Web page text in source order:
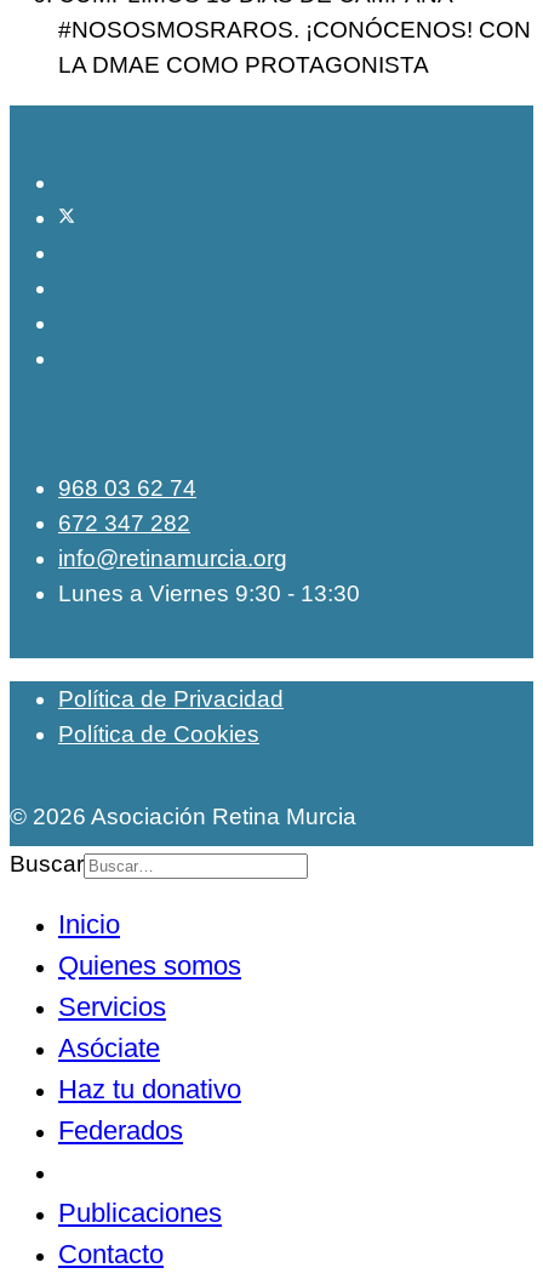
#NOSOSMOSRAROS. ¡CONÓCENOS! CON
LA DMAE COMO PROTAGONISTA
968 03 62 74
672 347 282
info@retinamurcia.org
Lunes a Viernes 9:30 - 13:30
Política de Privacidad
Política de Cookies
© 2026 Asociación Retina Murcia
Buscar
Inicio
Quienes somos
Servicios
Asóciate
Haz tu donativo
Federados
Publicaciones
Contacto